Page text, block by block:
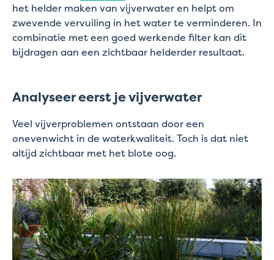
het helder maken van vijverwater en helpt om
zwevende vervuiling in het water te verminderen. In
combinatie met een goed werkende filter kan dit
bijdragen aan een zichtbaar helderder resultaat.
Analyseer eerst je vijverwater
Veel vijverproblemen ontstaan door een
onevenwicht in de waterkwaliteit. Toch is dat niet
altijd zichtbaar met het blote oog.